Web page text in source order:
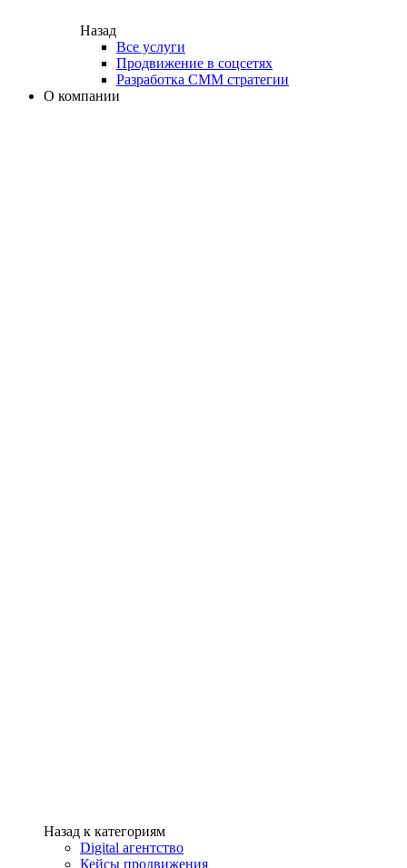
Назад
Все услуги
Продвижение в соцсетях
Разработка СММ стратегии
О компании
Назад к категориям
Digital агентство
Кейсы продвижения